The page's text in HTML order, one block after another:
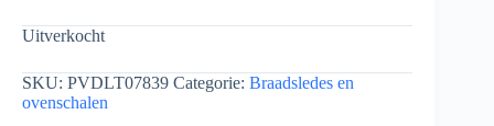
Uitverkocht
SKU: PVDLT07839 Categorie: Braadsledes en
ovenschalen